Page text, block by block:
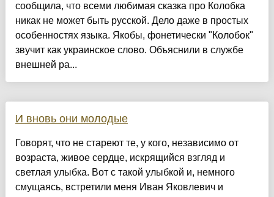
сообщила, что всеми любимая сказка про Колобка
никак не может быть русской. Дело даже в простых
особенностях языка. Якобы, фонетически "Колобок"
звучит как украинское слово. Объяснили в службе
внешней ра...
И вновь они молодые
Говорят, что не стареют те, у кого, независимо от
возраста, живое сердце, искрящийся взгляд и
светлая улыбка. Вот с такой улыбкой и, немного
смущаясь, встретили меня Иван Яковлевич и